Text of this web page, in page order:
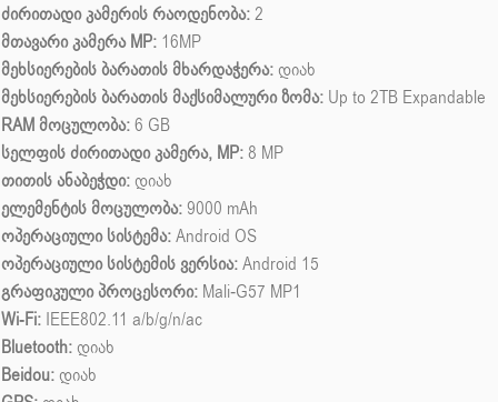
ძირითადი კამერის რაოდენობა:2
მთავარი კამერა MP: 16MP
მეხსიერების ბარათის მხარდაჭერა: დიახ
მეხსიერების ბარათის მაქსიმალური ზომა: Up to 2TB Expandable
RAM მოცულობა:6 GB
სელფის ძირითადი კამერა, MP:8 MP
თითის ანაბეჭდი: დიახ
ელემენტის მოცულობა:9000 mAh
ოპერაციული სისტემა:Android OS
ოპერაციული სისტემის ვერსია:Android 15
გრაფიკული პროცესორი: Mali-G57 MP1
Wi-Fi: IEEE802.11 a/b/g/n/ac
Bluetooth: დიახ
Beidou: დიახ